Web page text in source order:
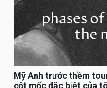
Mỹ Anh trước thềm
cột mốc đặc biệt của